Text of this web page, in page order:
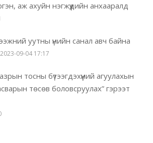
аж ахуйн нэгжүүдийн анхааралд
уутны үнийн санал авч байна
2023-09-04 17:17
тосны бүтээгдэхүүний агуулахын
төсөв боловсруулах” гэрээт